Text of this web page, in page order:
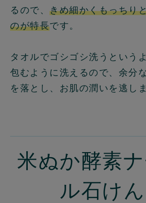
るので、 きめ細かくもっちり
のが特長です。
タオルでゴシゴシ洗うという
包むように洗えるので、余分
を落とし、お肌の潤いを逃し
米ぬか酵素
ル石けん